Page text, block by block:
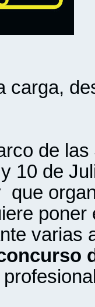
carga,
de las
10 de
que
varias